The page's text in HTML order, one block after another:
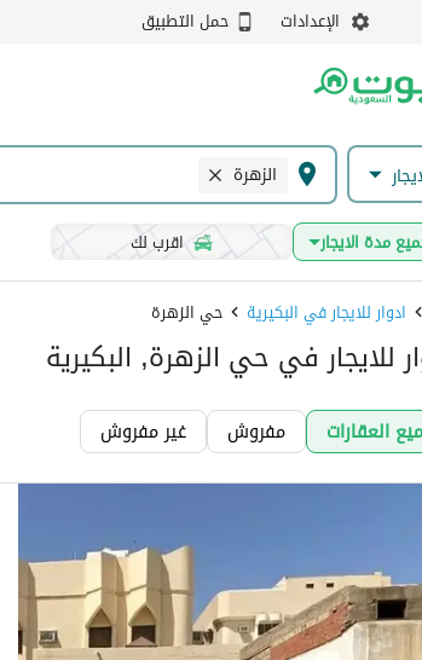
الإعدادات حمل التطبيق
الزهرة
مدة الايجار اقرب لك
ادوار للايجار في البكيرية حي الزهرة
للايجار في حي الزهرة, البكيرية
العقارات مفروش غير مفروش